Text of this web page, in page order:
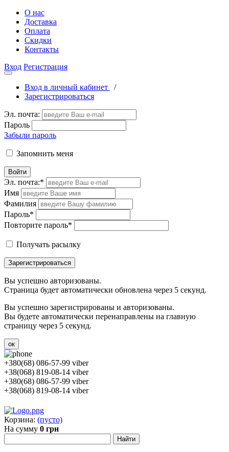
О нас
Доставка
Оплата
Скидки
Контакты
Вход Регистрация
Вход в личный кабинет
/
Зарегистрироваться
Эл. почта:
Пароль
Забыли пароль
Запомнить меня
Войти
Эл. почта:*
Имя
Фамилия
Пароль*
Повторите пароль*
Получать расылку
Зарегистрироваться
Вы успешно авторизованы.
Страница будет автоматически обновлена через 5 секунд.
Вы успешно зарегистрированы и авторизованы.
Вы будете автоматически перенаправлены на главную
страницу через 5 секунд.
ок
+380(68) 086-57-99 viber
+38(068) 819-08-14 viber
+380(68) 086-57-99 viber
+38(068) 819-08-14 viber
Корзина: (пусто)
На сумму 0 грн